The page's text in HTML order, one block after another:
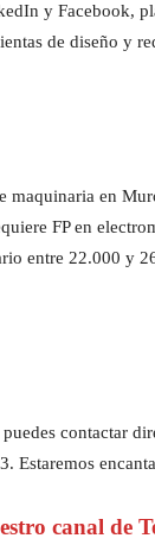
y Facebook,
de diseño y
en
FP en
entre 22.000 y
contactar
Estaremos
canal de